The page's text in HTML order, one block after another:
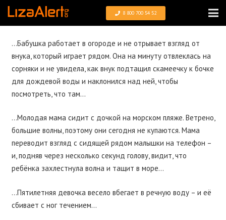
8 800 700 54 52
…Бабушка работает в огороде и не отрывает взгляд от
внука, который играет рядом. Она на минуту отвлеклась на
сорняки и не увидела, как внук подтащил скамеечку к бочке
для дождевой воды и наклонился над ней, чтобы
посмотреть, что там…
…Молодая мама сидит с дочкой на морском пляже. Ветрено,
большие волны, поэтому они сегодня не купаются. Мама
переводит взгляд с сидящей рядом малышки на телефон –
и, подняв через несколько секунд голову, видит, что
ребёнка захлестнула волна и тащит в море…
…Пятилетняя девочка весело вбегает в речную воду – и её
сбивает с ног течением…